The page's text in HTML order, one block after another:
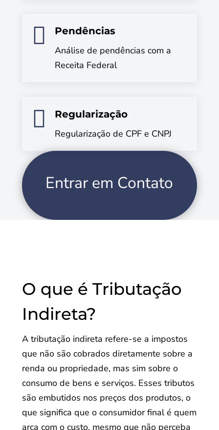

Pendências
Análise de pendências com a
Receita Federal

Regularização
Regularização de CPF e CNPJ
Entrar em Contato
O que é Tributação
Indireta?
A tributação indireta refere-se a impostos
que não são cobrados diretamente sobre a
renda ou propriedade, mas sim sobre o
consumo de bens e serviços. Esses tributos
são embutidos nos preços dos produtos, o
que significa que o consumidor final é quem
arca com o custo, mesmo que não perceba